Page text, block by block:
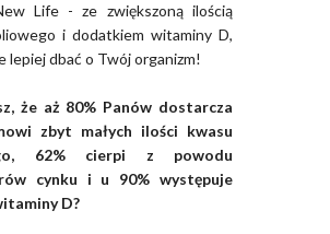
Life - ze zwiększoną ilością
i dodatkiem witaminy D,
lepiej dbać o Twój organizm!
że aż 80% Panów dostarcza
zbyt małych ilości kwasu
62% cierpi z powodu
cynku i u 90% występuje
D?